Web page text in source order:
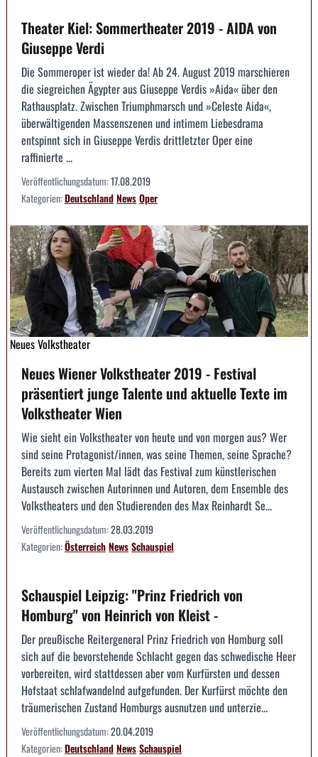
Theater Kiel: Sommertheater 2019 - AIDA von
Giuseppe Verdi
Die Sommeroper ist wieder da! Ab 24. August 2019 marschieren
die siegreichen Ägypter aus Giuseppe Verdis »Aida« über den
Rathausplatz. Zwischen Triumphmarsch und »Celeste Aida«,
überwältigenden Massenszenen und intimem Liebesdrama
entspinnt sich in Giuseppe Verdis drittletzter Oper eine
raffinierte ...
Veröffentlichungsdatum:17.08.2019
Kategorien:DeutschlandNewsOper
Neues Volkstheater
Neues Wiener Volkstheater 2019 - Festival
präsentiert junge Talente und aktuelle Texte im
Volkstheater Wien
Wie sieht ein Volkstheater von heute und von morgen aus? Wer
sind seine Protagonist/innen, was seine Themen, seine Sprache?
Bereits zum vierten Mal lädt das Festival zum künstlerischen
Austausch zwischen Autorinnen und Autoren, dem Ensemble des
Volkstheaters und den Studierenden des Max Reinhardt Se...
Veröffentlichungsdatum:28.03.2019
Kategorien:ÖsterreichNewsSchauspiel
Schauspiel Leipzig: "Prinz Friedrich von
Homburg" von Heinrich von Kleist -
Der preußische Reitergeneral Prinz Friedrich von Homburg soll
sich auf die bevorstehende Schlacht gegen das schwedische Heer
vorbereiten, wird stattdessen aber vom Kurfürsten und dessen
Hofstaat schlafwandelnd aufgefunden. Der Kurfürst möchte den
träumerischen Zustand Homburgs ausnutzen und unterzie...
Veröffentlichungsdatum:20.04.2019
Kategorien:DeutschlandNewsSchauspiel